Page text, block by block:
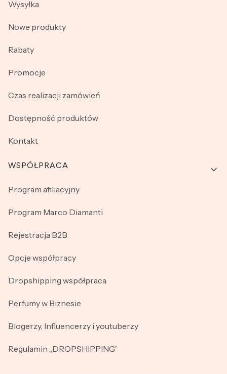
Wysyłka
Nowe produkty
Rabaty
Promocje
Czas realizacji zamówień
Dostępność produktów
Kontakt
WSPÓŁPRACA
Program afiliacyjny
Program Marco Diamanti
Rejestracja B2B
Opcje współpracy
Dropshipping współpraca
Perfumy w Biznesie
Blogerzy, Influencerzy i youtuberzy
Regulamin „DROPSHIPPING”